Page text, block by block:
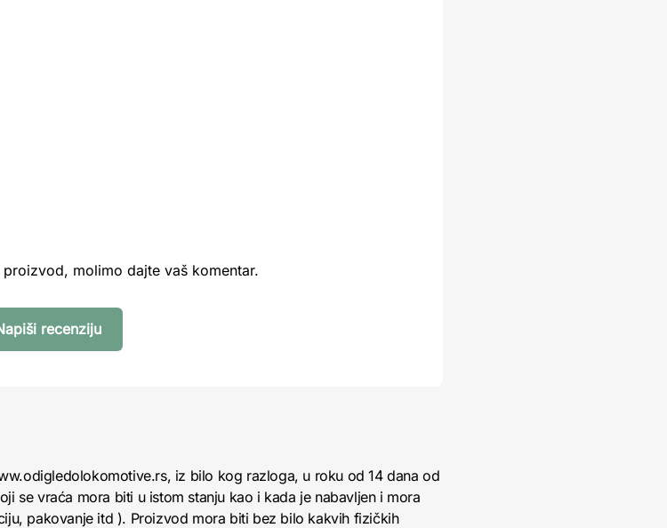
molimo dajte vaš komentar.
recenziju
iz bilo kog razloga, u roku od 14 dana od
se vraća mora biti u istom stanju kao i kada je nabavljen i mora
pakovanje itd ). Proizvod mora biti bez bilo kakvih fizičkih